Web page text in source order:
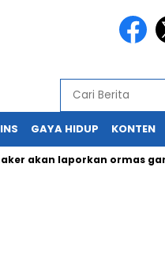
GAYA HIDUP KONTEN
laporkan ormas ganggu